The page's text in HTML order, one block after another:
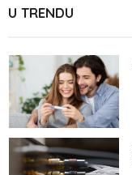
U TRENDU